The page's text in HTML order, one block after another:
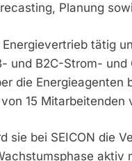
Planung
tätig
und B2C-Strom-
die Energieagenten
15 Mitarbeitenden
sie bei SEICON die